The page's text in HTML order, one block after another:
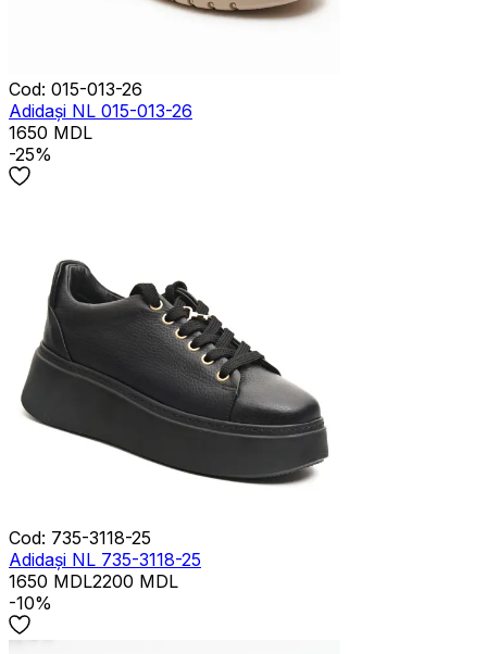
Cod: 015-013-26
Adidași NL 015-013-26
1650 MDL
-25%
Cod: 735-3118-25
Adidași NL 735-3118-25
1650 MDL2200 MDL
-10%